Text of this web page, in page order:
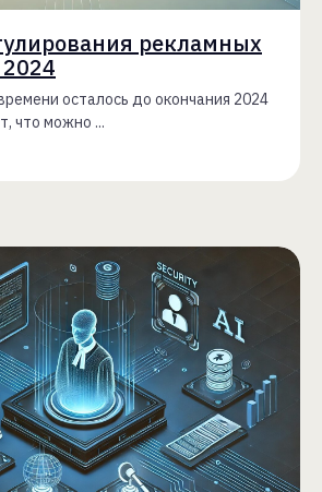
рекламных
осталось до окончания 2024
что можно ...